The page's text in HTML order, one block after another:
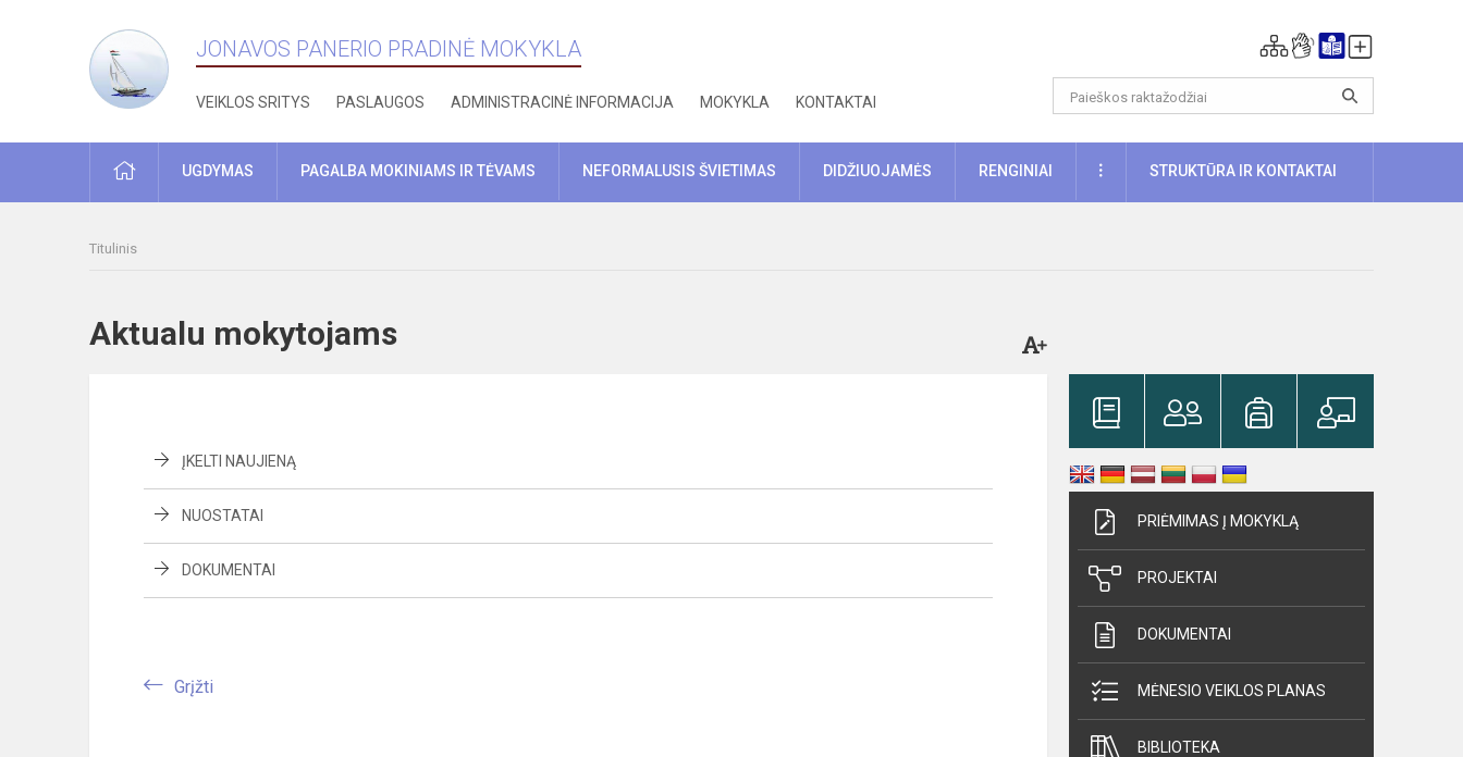
JONAVOS PANERIO PRADINĖ MOKYKLA
VEIKLOS SRITYS PASLAUGOS ADMINISTRACINĖ INFORMACIJA MOKYKLA KONTAKTAI
PRADŽIAUGDYMAS PAGALBA MOKINIAMS IR TĖVAMS NEFORMALUSIS ŠVIETIMAS DIDŽIUOJAMĖS RENGINIAI DAUGIAUSTRUKTŪRA IR KONTAKTAI
Titulinis
Aktualu mokytojams
ĮKELTI NAUJIENĄ
NUOSTATAI
DOKUMENTAI
Grįžti
PRIĖMIMAS Į MOKYKLĄ
PROJEKTAI
DOKUMENTAI
MĖNESIO VEIKLOS PLANAS
BIBLIOTEKA